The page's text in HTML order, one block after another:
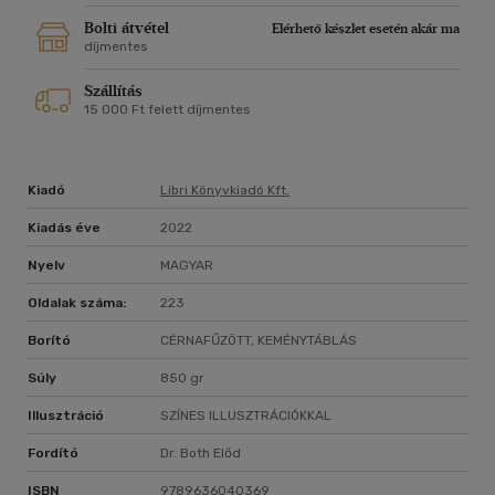
Az arany szupernóvákban keletkezik
A Tejútrendszer össze fog ütközni egy másik galaxissal
Bolti átvétel
Elérhető készlet esetén akár ma
díjmentes
Szállítás
15 000 Ft felett díjmentes
Kiadó Libri Könyvkiadó Kft.
Kiadás éve 2022
Nyelv MAGYAR
Oldalak száma: 223
Borító CÉRNAFŰZÖTT, KEMÉNYTÁBLÁS
Súly 850 gr
Illusztráció SZÍNES ILLUSZTRÁCIÓKKAL
Fordító Dr. Both Előd
ISBN 9789636040369